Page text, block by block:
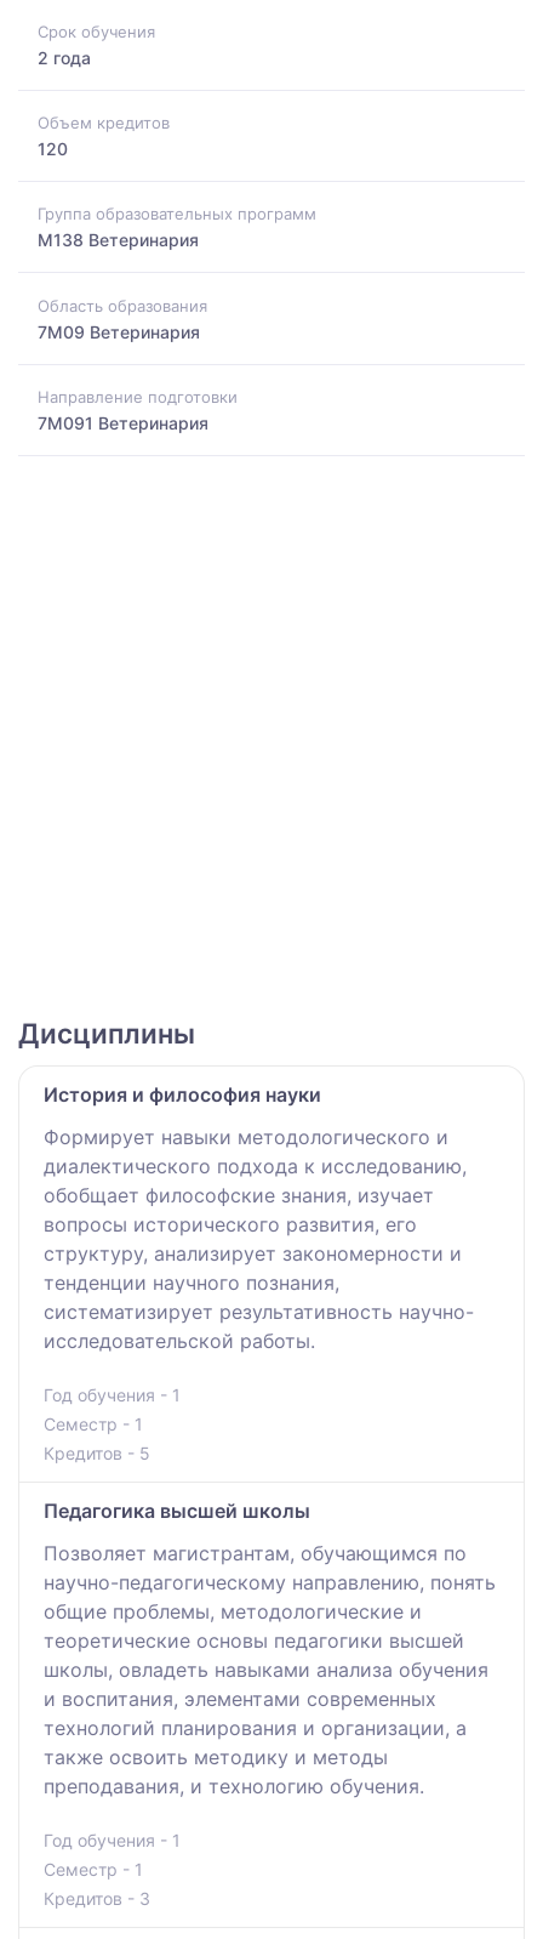
Срок обучения
2 года
Объем кредитов
120
Группа образовательных программ
M138 Ветеринария
Область образования
7M09 Ветеринария
Направление подготовки
7M091 Ветеринария
Дисциплины
История и философия науки
Формирует навыки методологического и
диалектического подхода к исследованию,
обобщает философские знания, изучает
вопросы исторического развития, его
структуру, анализирует закономерности и
тенденции научного познания,
систематизирует результативность научно-
исследовательской работы.
Год обучения - 1
Семестр - 1
Кредитов - 5
Педагогика высшей школы
Позволяет магистрантам, обучающимся по
научно-педагогическому направлению, понять
общие проблемы, методологические и
теоретические основы педагогики высшей
школы, овладеть навыками анализа обучения
и воспитания, элементами современных
технологий планирования и организации, а
также освоить методику и методы
преподавания, и технологию обучения.
Год обучения - 1
Семестр - 1
Кредитов - 3